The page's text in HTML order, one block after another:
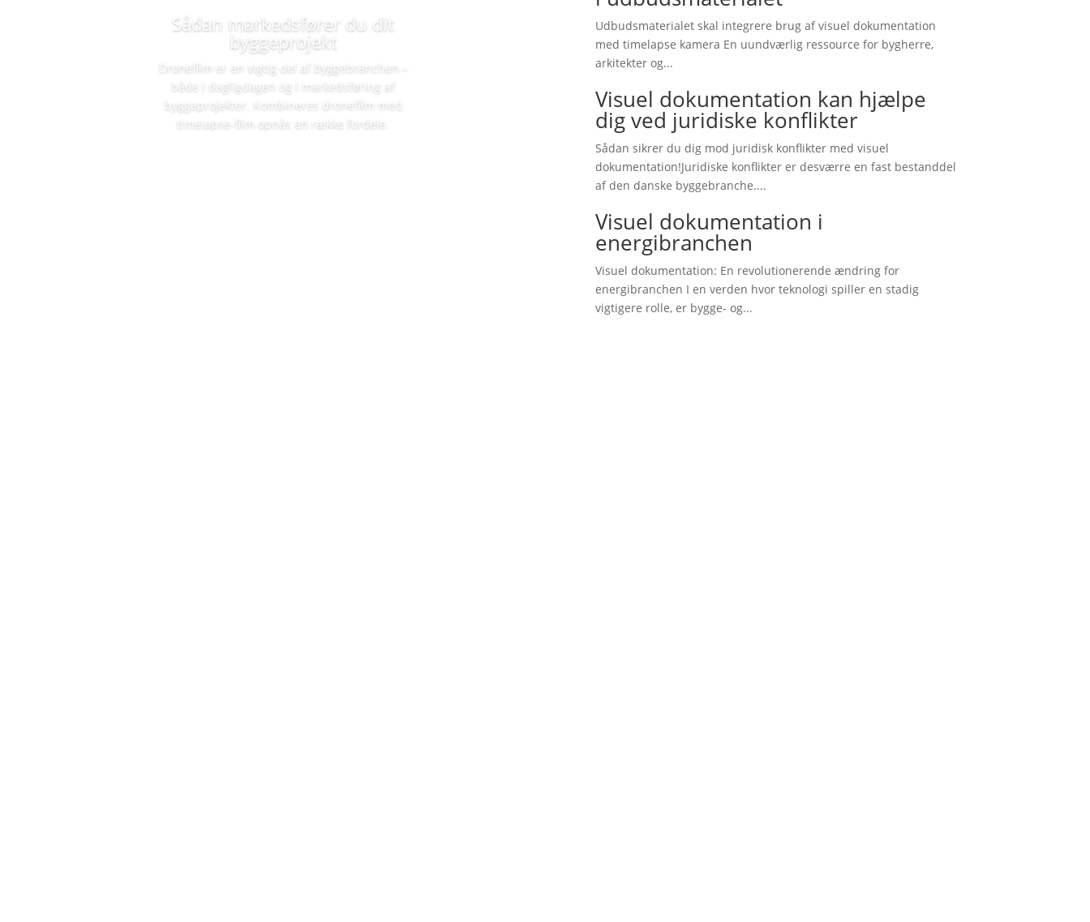
Sådan markedsfører du dit
byggeprojekt
Dronefilm er en vigtig del af byggebranchen –
både i dagligdagen og i markedsføring af
byggeprojekter. Kombineres dronefilm med
timelapse-film opnås en række fordele.
Udbudsmaterialet skal integrere brug af visuel dokumentation
med timelapse kamera En uundværlig ressource for bygherre,
arkitekter og...
Visuel dokumentation kan hjælpe
dig ved juridiske konflikter
Sådan sikrer du dig mod juridisk konflikter med visuel
dokumentation!Juridiske konflikter er desværre en fast bestanddel
af den danske byggebranche....
Visuel dokumentation i
energibranchen
Visuel dokumentation: En revolutionerende ændring for
energibranchen I en verden hvor teknologi spiller en stadig
vigtigere rolle, er bygge- og...